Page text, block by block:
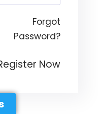
Forgot
Password?
Now